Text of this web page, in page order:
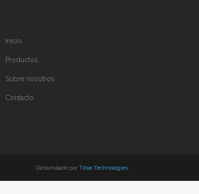
Inicio
Productos
Sobre nosotros
Contacto
Desarrollado por Tible Technologies